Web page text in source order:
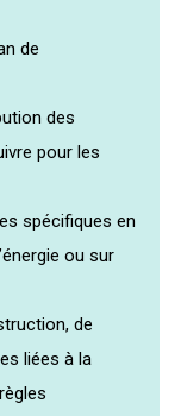
de
des
pour les
spécifiques en
ou sur
de
liées à la